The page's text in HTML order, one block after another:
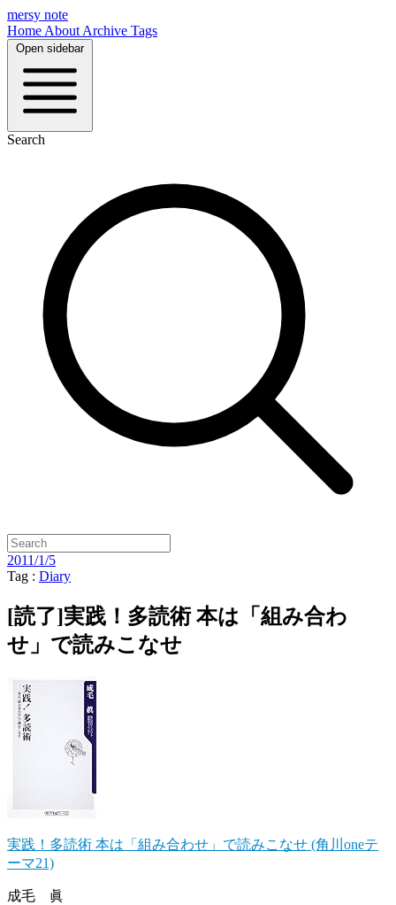
mersy note
Home About Archive Tags
Open sidebar
Search
2011/1/5
Tag : Diary
[読了]実践！多読術 本は「組み合わ
せ」で読みこなせ
実践！多読術 本は「組み合わせ」で読みこなせ (角川oneテ
ーマ21)
成毛 眞